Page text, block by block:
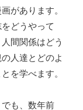
があります。
どうやって
間関係はどう
人達とどのよ
を学べます。
も、数年前